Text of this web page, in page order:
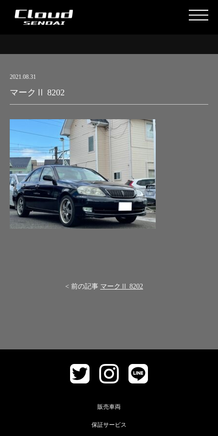
2021.08.31
マークⅡ 8202
< 前の記事 マークⅡ 8202
販売車両
保証サービス